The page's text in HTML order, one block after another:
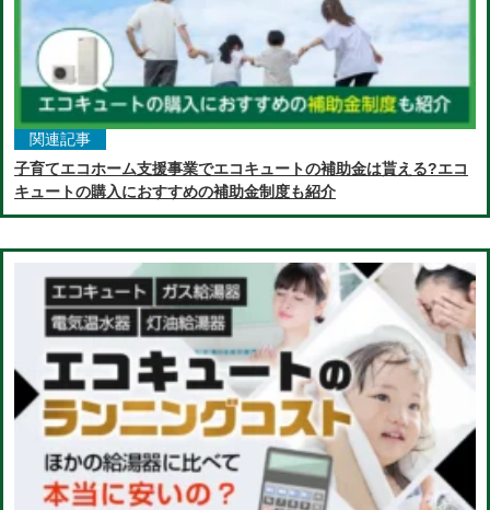
関連記事
子育てエコホーム支援事業でエコキュートの補助金は貰える?エコ
キュートの購入におすすめの補助金制度も紹介